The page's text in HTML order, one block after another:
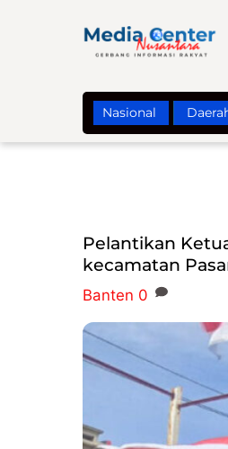
Nasional
Pelantikan
kecamatan
Banten 0